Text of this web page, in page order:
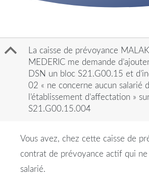
B
La caisse de prévoyance
MEDERIC me demande
DSN un bloc S21.G00.15 et
02 « ne concerne aucun salarié
l’établissement d’affectation »
S21.G00.15.004
Vous avez, chez cette caisse de
contrat de prévoyance actif qui
salarié.